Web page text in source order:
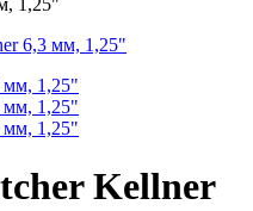
1,25"
Kellner